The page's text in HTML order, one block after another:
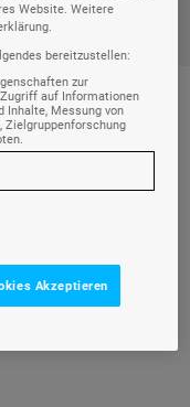
Website. Weitere
bereitzustellen:
zur
auf Informationen
Inhalte, Messung von
Zielgruppenforschung
Akzeptieren